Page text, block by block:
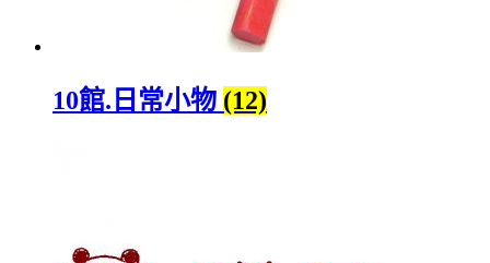
10館.日常小物 (12)